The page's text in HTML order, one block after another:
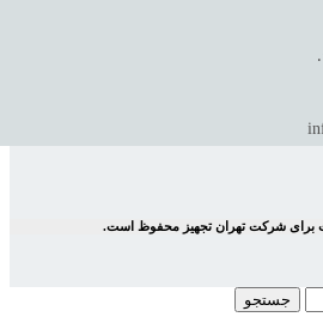
برای شرکت تهران تجهیز محفوظ است.
جستجو